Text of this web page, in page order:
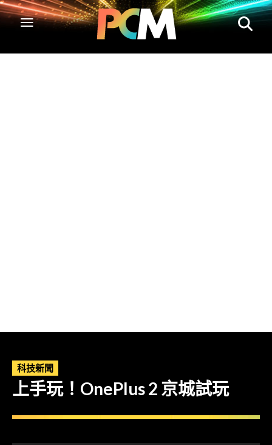
科技新聞
上手玩！OnePlus 2 京城試玩